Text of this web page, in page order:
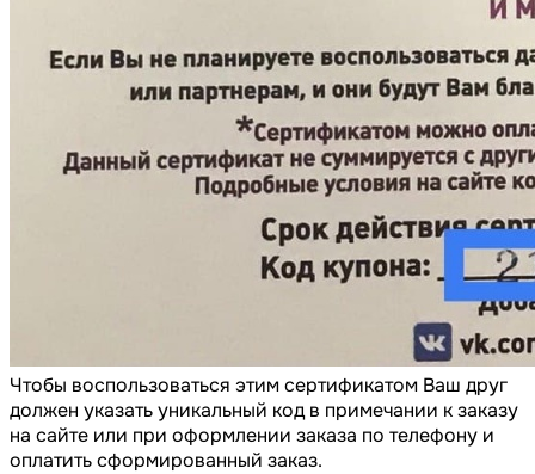
Чтобы воспользоваться этим сертификатом Ваш друг
должен указать уникальный код в примечании к заказу
на сайте или при оформлении заказа по телефону и
оплатить сформированный заказ.